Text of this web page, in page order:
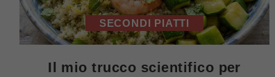
SECONDI PIATTI
Il mio trucco scientifico per